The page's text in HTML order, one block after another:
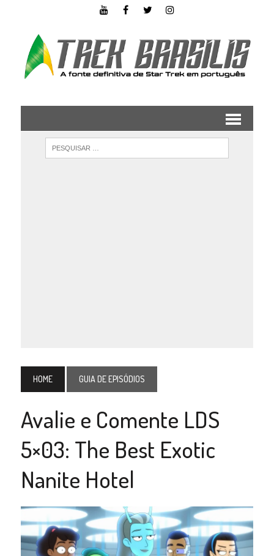
HOME GUIA DE EPISÓDIOS
Avalie e Comente LDS
5×03: The Best Exotic
Nanite Hotel